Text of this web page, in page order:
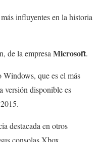
influyentes en la historia
de la empresaMicrosoft.
Windows, que es el más
versión disponible es
destacada en otros